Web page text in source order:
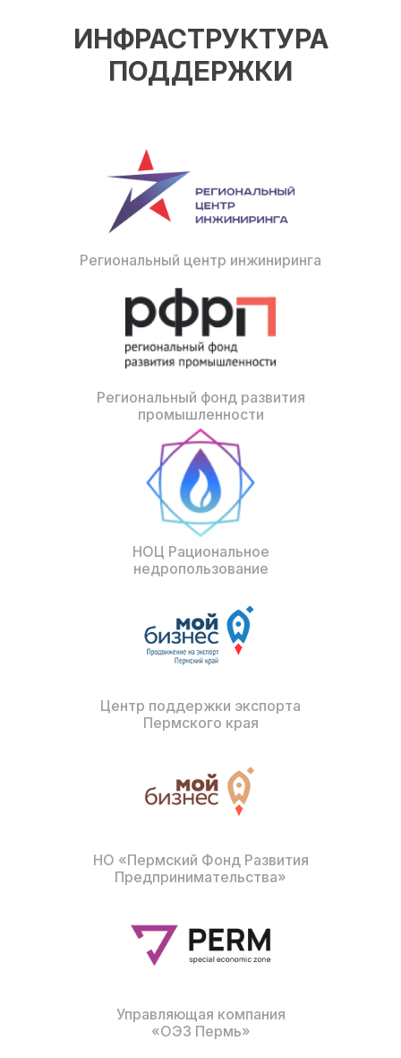
ИНФРАСТРУКТУРА
ПОДДЕРЖКИ
Региональный центр инжиниринга
Региональный фонд развития
промышленности
НОЦ Рациональное
недропользование
Центр поддержки экспорта
Пермского края
НО «Пермский Фонд Развития
Предпринимательства»
Управляющая компания
«ОЭЗ Пермь»